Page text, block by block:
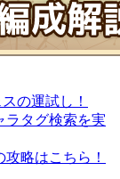
の運試し！
ラタグ検索を実
略はこちら！